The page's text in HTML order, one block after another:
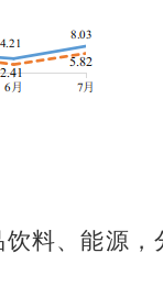
料、能源，